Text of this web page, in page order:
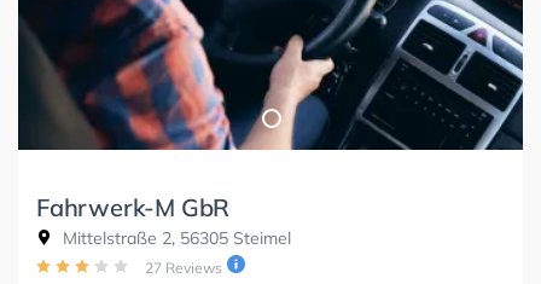
Fahrwerk-M GbR
Mittelstraße 2, 56305 Steimel
27 Reviews